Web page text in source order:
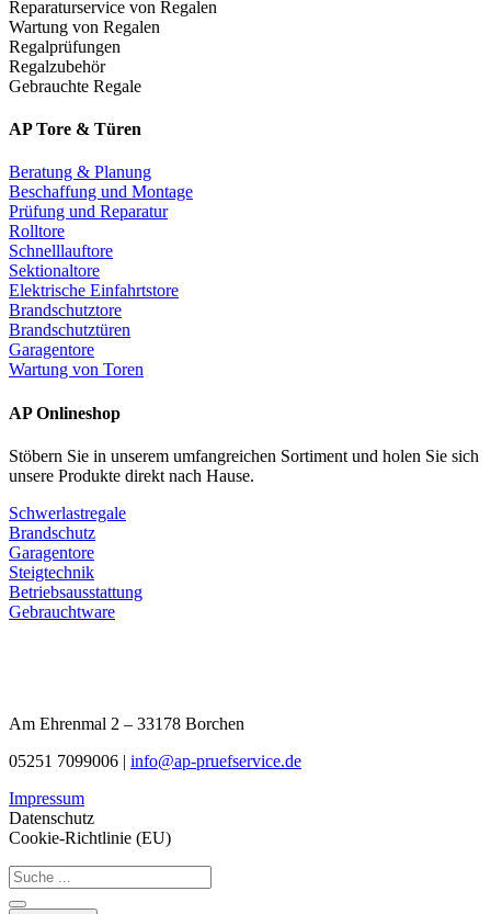
Reparaturservice von Regalen
Wartung von Regalen
Regalprüfungen
Regalzubehör
Gebrauchte Regale
AP Tore & Türen
Beratung & Planung
Beschaffung und Montage
Prüfung und Reparatur
Rolltore
Schnelllauftore
Sektionaltore
Elektrische Einfahrtstore
Brandschutztore
Brandschutztüren
Garagentore
Wartung von Toren
AP Onlineshop
Stöbern Sie in unserem umfangreichen Sortiment und holen Sie sich
unsere Produkte direkt nach Hause.
Schwerlastregale
Brandschutz
Garagentore
Steigtechnik
Betriebsausstattung
Gebrauchtware
Am Ehrenmal 2 – 33178 Borchen
05251 7099006 | info@ap-pruefservice.de
Impressum
Datenschutz
Cookie-Richtlinie (EU)
Search
...